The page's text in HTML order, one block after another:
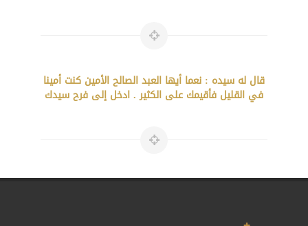
قال له سيده : نعما أيها العبد الصالح الأمين كنت أمينا
في القليل فأقيمك على الكثير . ادخل إلى فرح سيدك